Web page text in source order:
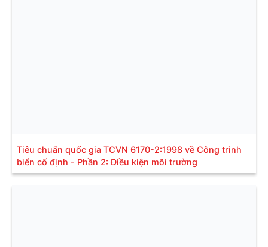
Tiêu chuẩn quốc gia TCVN 6170-2:1998 về Công trình
biển cố định - Phần 2: Điều kiện môi trường